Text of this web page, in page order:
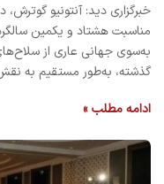
خبرگزاری دید: آنتونیو
مناسبت هشتاد و یکمین
به‌سوی جهانی عاری از
گذشته، به‌طور مستقیم به
ادامه مطلب »